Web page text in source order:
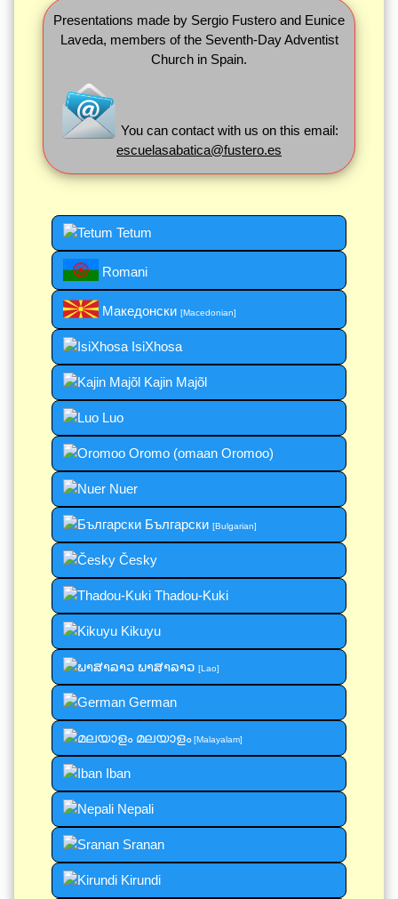
Presentations made by Sergio Fustero and Eunice
Laveda, members of the Seventh-Day Adventist
Church in Spain.
You can contact with us on this email:
escuelasabatica@fustero.es
Tetum
Romani
Македонски [Macedonian]
IsiXhosa
Kajin Majõl
Luo
Oromo (omaan Oromoo)
Nuer
Български [Bulgarian]
Česky
Thadou-Kuki
Kikuyu
ພາສາລາວ [Lao]
German
മലയാളം[Malayalam]
Iban
Nepali
Sranan
Kirundi